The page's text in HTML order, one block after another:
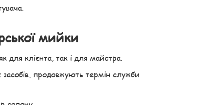
мийки
для клієнта, так і для майстра.
засобів, продовжують термін служби